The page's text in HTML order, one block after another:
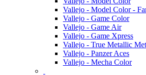
Vallejo - Model Color -
Vallejo - Game Color
Vallejo - Game Air
Vallejo - Game Xpress
Vallejo - True Metallic
Vallejo - Panzer Aces
Vallejo - Mecha Color